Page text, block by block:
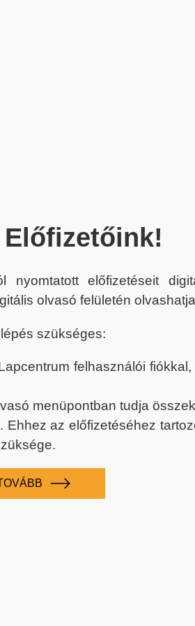
nyomtatott előfizetéseit
olvasó felületén
szükséges:
felhasználói
menüpontban tudja
Ehhez az előfizetéséhez